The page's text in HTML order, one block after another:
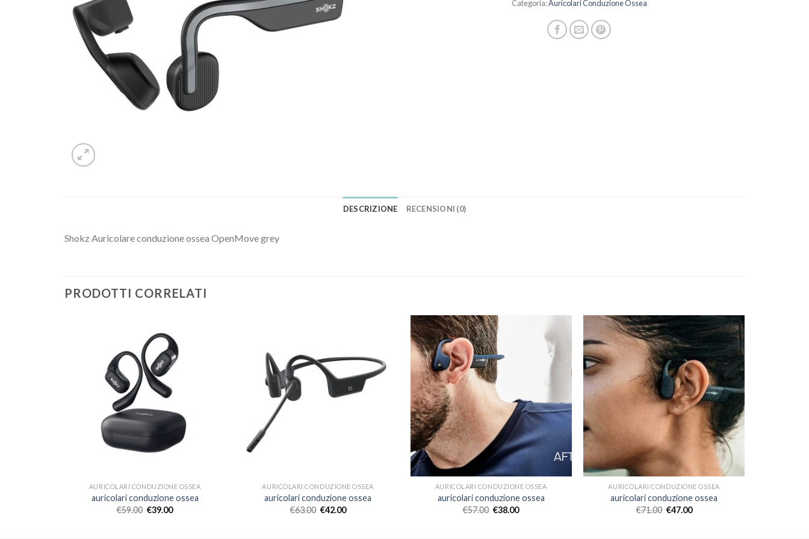
Categoria:Auricolari Conduzione Ossea
DESCRIZIONE RECENSIONI (0)
Shokz Auricolare conduzione ossea OpenMove grey
PRODOTTI CORRELATI
AURICOLARI CONDUZIONE OSSEA
auricolari conduzione ossea
€59.00 €39.00
AURICOLARI CONDUZIONE OSSEA
auricolari conduzione ossea
€63.00 €42.00
AURICOLARI CONDUZIONE OSSEA
auricolari conduzione ossea
€57.00 €38.00
AURICOLARI CONDUZIONE OSSEA
auricolari conduzione ossea
€71.00 €47.00